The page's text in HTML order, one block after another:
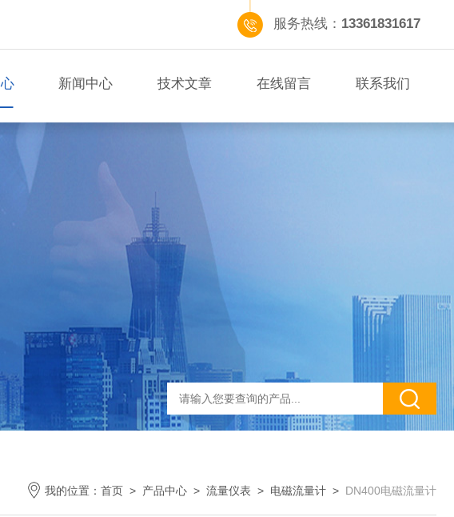
服务热线： 13361831617
新闻中心 技术文章 在线留言 联系我们
我的位置： 首页 > 产品中心 > 流量仪表 > 电磁流量计 > DN400电磁流量计